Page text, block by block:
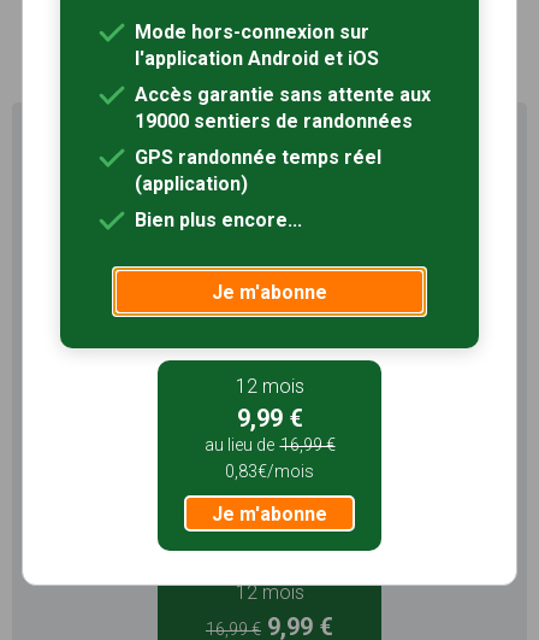
1
Profitez au maximum de
Sentiers en France avec rando
potentiel qu'offre Sentiers en France :
Pas de pub
Favoris illimités
Mode hors-connexion
3 mois
5,99 €
1,99€/mois
Je m'abonne
12 mois
16,99 € 9,99 €
Mode hors-connexion sur
l'application Android et iOS
Accès garantie sans attente aux
19000 sentiers de randonnées
GPS randonnée temps réel
(application)
Bien plus encore...
Je m'abonne
12 mois
9,99 €
au lieu de 16,99 €
0,83€/mois
Je m'abonne